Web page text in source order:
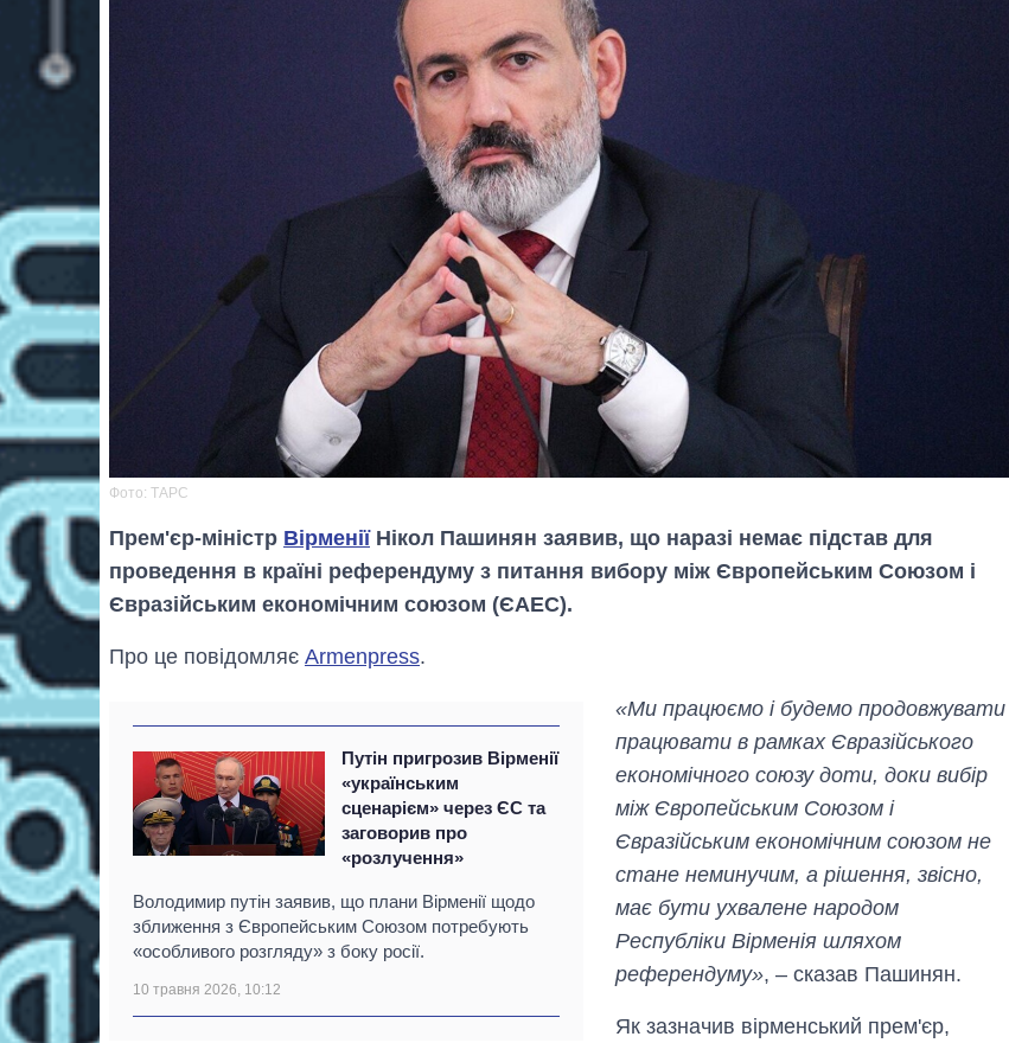
Фото: ТАРС
Прем'єр-міністр ВірменіїНікол Пашинян заявив, що наразі немає підстав для
проведення в країні референдуму з питання вибору між Європейським Союзом і
Євразійським економічним союзом (ЄАЕС).
Про це повідомляє Armenpress.
Путін пригрозив Вірменії
«українським
сценарієм» через ЄС та
заговорив про
«розлучення»
Володимир путін заявив, що плани Вірменії щодо
зближення з Європейським Союзом потребують
«особливого розгляду» з боку росії.
10 травня 2026, 10:12
«Ми працюємо і будемо продовжувати
працювати в рамках Євразійського
економічного союзу доти, доки вибір
між Європейським Союзом і
Євразійським економічним союзом не
стане неминучим, а рішення, звісно,
має бути ухвалене народом
Республіки Вірменія шляхом
референдуму», – сказав Пашинян.
Як зазначив вірменський прем'єр,
Як змінився
бюджет
оборони за 13
років війни з